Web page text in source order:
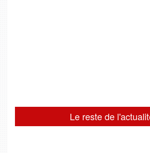
Le reste de